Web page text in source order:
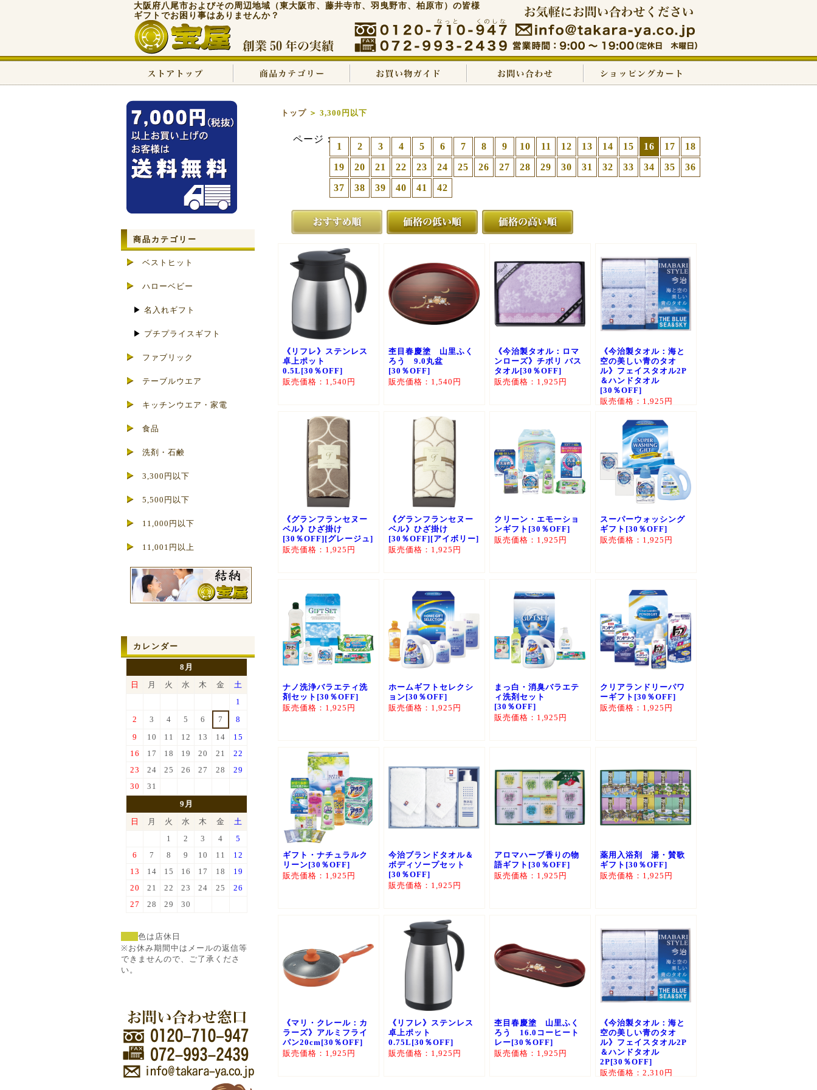
大阪府八尾市およびその周辺地域（東大阪市、藤井寺市、羽曳野市、柏原市）の皆様
ギフトでお困り事はありませんか？
トップ ＞ 3,300円以下
ページ：
1 2 3 4 5 6 7 8 9 10 11 12 13 14 15 16 17
18
19
20 21 22 23 24 25 26 27 28 29 30 31 32 33 34 35
36
37
38 39 40 41 42
《リフレ》ステンレス
卓上ポット
0.5L[30％OFF]
販売価格：1,540円
杢目春慶塗 山里ふく
ろう 9.0丸盆
[30％OFF]
販売価格：1,540円
《今治製タオル：ロマ
ンローズ》チボリ バス
タオル[30％OFF]
販売価格：1,925円
《今治製タオル：海と
空の美しい青のタオ
ル》フェイスタオル2P
＆ハンドタオル
[30％OFF]
販売価格：1,925円
《グランフランセヌー
ベル》ひざ掛け
[30％OFF][グレージュ]
販売価格：1,925円
《グランフランセヌー
ベル》ひざ掛け
[30％OFF][アイボリー]
販売価格：1,925円
クリーン・エモーショ
ンギフト[30％OFF]
販売価格：1,925円
スーパーウォッシング
ギフト[30％OFF]
販売価格：1,925円
ナノ洗浄バラエティ洗
剤セット[30％OFF]
販売価格：1,925円
ホームギフトセレクシ
ョン[30％OFF]
販売価格：1,925円
まっ白・消臭バラエテ
ィ洗剤セット
[30％OFF]
販売価格：1,925円
クリアランドリーパワ
ーギフト[30％OFF]
販売価格：1,925円
ギフト・ナチュラルク
リーン[30％OFF]
販売価格：1,925円
今治ブランドタオル＆
ボディソープセット
[30％OFF]
販売価格：1,925円
アロマハーブ香りの物
語ギフト[30％OFF]
販売価格：1,925円
薬用入浴剤 湯・賛歌
ギフト[30％OFF]
販売価格：1,925円
《マリ・クレール：カ
ラーズ》アルミフライ
パン20cm[30％OFF]
販売価格：1,925円
《リフレ》ステンレス
卓上ポット
0.75L[30％OFF]
販売価格：1,925円
杢目春慶塗 山里ふく
ろう 16.0コーヒート
レー[30％OFF]
販売価格：1,925円
《今治製タオル：海と
空の美しい青のタオ
ル》フェイスタオル2P
＆ハンドタオル
2P[30％OFF]
販売価格：2,310円
商品カテゴリー
ベストヒット
ハローベビー
▶ 名入れギフト
▶ プチプライスギフト
ファブリック
テーブルウエア
キッチンウエア・家電
食品
洗剤・石鹸
3,300円以下
5,500円以下
11,000円以下
11,001円以上
カレンダー
8月
日
月 火 水 木 金
土
1
2
3 4 5 6 7
8
9
10 11 12 13 14
15
16
17 18 19 20 21
22
23
24 25 26 27 28
29
30
31
9月
日
月 火 水 木 金
土
1
2 3 4
5
6
7 8 9 10 11
12
13
14 15 16 17 18
19
20
21 22 23 24 25
26
27
28 29 30
色は店休日
※お休み期間中はメールの返信等
できませんので、ご了承くださ
い。